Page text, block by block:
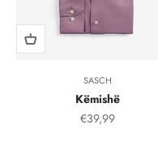
SASCH
Këmishë
Çmimi i shitjes,
€39,99